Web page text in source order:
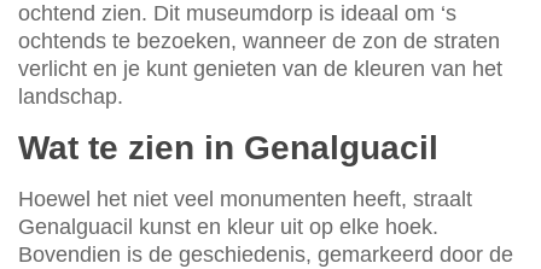
ochtend zien. Dit museumdorp is ideaal om ‘s
ochtends te bezoeken, wanneer de zon de straten
verlicht en je kunt genieten van de kleuren van het
landschap.
Wat te zien in Genalguacil
Hoewel het niet veel monumenten heeft, straalt
Genalguacil kunst en kleur uit op elke hoek.
Bovendien is de geschiedenis, gemarkeerd door de